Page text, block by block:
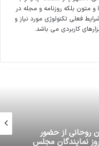
متون بلکه روزنامه و مجله در
فعلی تکنولوژی مورد نیاز و
کاربردی می باشد.
روحانی از حضور
نمایندگان مجلس